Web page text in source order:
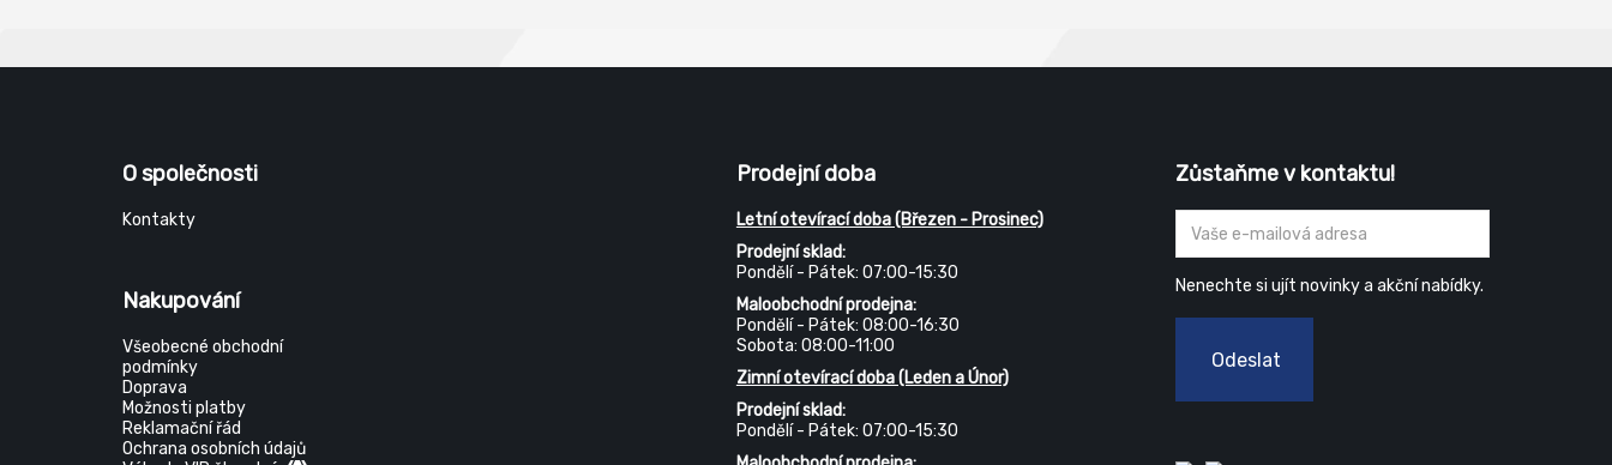
O společnosti
Kontakty
Nakupování
Všeobecné obchodní
podmínky
Doprava
Možnosti platby
Reklamační řád
Ochrana osobních údajů
Prodejní doba
Letní otevírací doba (Březen - Prosinec)
Prodejní sklad:
Pondělí - Pátek: 07:00-15:30
Maloobchodní prodejna:
Pondělí - Pátek: 08:00-16:30
Sobota: 08:00-11:00
Zimní otevírací doba (Leden a Únor)
Prodejní sklad:
Pondělí - Pátek: 07:00-15:30
Zůstaňme v kontaktu!
Nenechte si ujít novinky a akční nabídky.
Odeslat